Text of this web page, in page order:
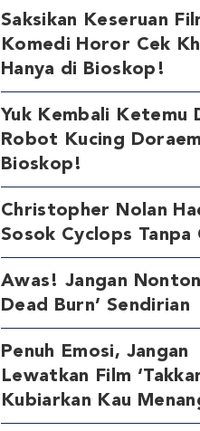
Saksikan Keseruan
Komedi Horor Cek
Hanya di Bioskop!
Yuk Kembali Ketemu
Robot Kucing
Bioskop!
Christopher Nolan
Sosok Cyclops Tanpa
Awas! Jangan Nonton
Dead Burn’ Sendirian
Penuh Emosi, Jangan
Lewatkan Film
Kubiarkan Kau